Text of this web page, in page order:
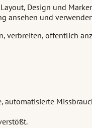
Design und
und
öffentlich
automatisierte